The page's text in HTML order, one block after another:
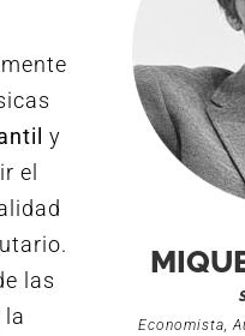
y
el
las
la
Economista,